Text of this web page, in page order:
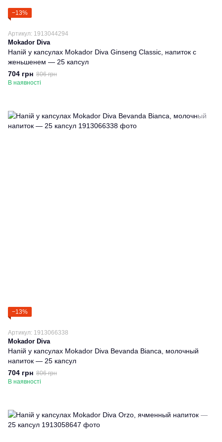
−13%
Артикул: 1913044294
Mokador Diva
Напій у капсулах Mokador Diva Ginseng Classic, напиток с
женьшенем — 25 капсул
704 грн 806 грн
В наявності
−13%
Артикул: 1913066338
Mokador Diva
Напій у капсулах Mokador Diva Bevanda Bianca, молочный
напиток — 25 капсул
704 грн 806 грн
В наявності